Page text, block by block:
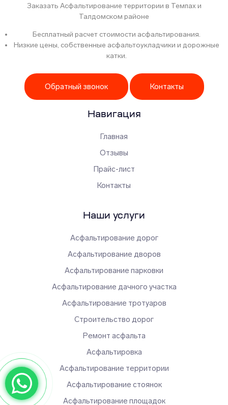
Заказать Асфальтирование территории в Темпах и
Талдомском районе
Бесплатный расчет стоимости асфальтирования.
Низкие цены, собственные асфальтоукладчики и дорожные
катки.
Обратный звонок Контакты
Навигация
Главная
Отзывы
Прайс-лист
Контакты
Наши услуги
Асфальтирование дорог
Асфальтирование дворов
Асфальтирование парковки
Асфальтирование дачного участка
Асфальтирование тротуаров
Строительство дорог
Ремонт асфальта
Асфальтировка
Асфальтирование территории
Асфальтирование стоянок
Асфальтирование площадок